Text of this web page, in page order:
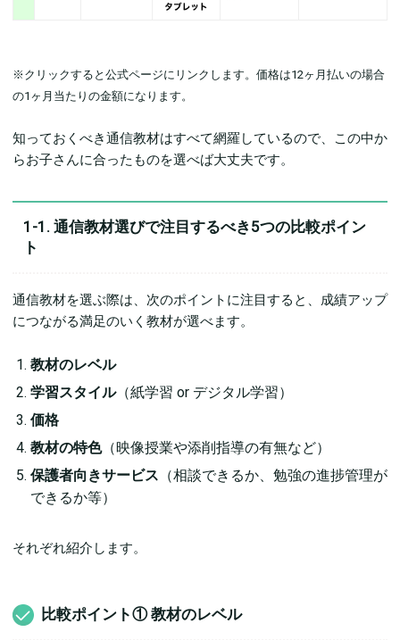
※クリックすると公式ページにリンクします。価格は12ヶ月払いの場合
の1ヶ月当たりの金額になります。
知っておくべき通信教材はすべて網羅しているので、この中か
らお子さんに合ったものを選べば大丈夫です。
1-1. 通信教材選びで注目するべき5つの比較ポイン
ト
通信教材を選ぶ際は、次のポイントに注目すると、成績アップ
につながる満足のいく教材が選べます。
教材のレベル
学習スタイル（紙学習 or デジタル学習）
価格
教材の特色（映像授業や添削指導の有無など）
保護者向きサービス （相談できるか、勉強の進捗管理が
できるか等）
それぞれ紹介します。
比較ポイント① 教材のレベル